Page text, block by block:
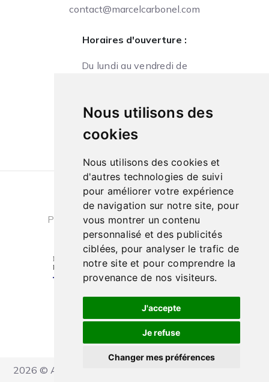
Nous utilisons des
cookies
Nous utilisons des cookies et
d'autres technologies de suivi
pour améliorer votre expérience
de navigation sur notre site, pour
vous montrer un contenu
personnalisé et des publicités
ciblées, pour analyser le trafic de
notre site et pour comprendre la
provenance de nos visiteurs.
J'accepte
Je refuse
Changer mes préférences
contact@marcelcarbonel.com
Horaires d'ouverture :
Du lundi au vendredi de
10h à 13h et de 14h à 18h
Conditions générales de ventes
|
Politique de confidentialité
| Cookies
2026 © Ateliers Marcel Carbonel - Tous droits réservés